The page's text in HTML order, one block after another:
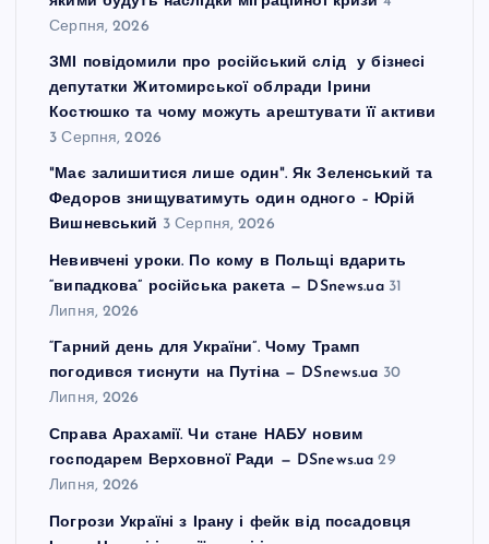
Серпня, 2026
ЗМІ повідомили про російський слід у бізнесі
депутатки Житомирської облради Ірини
Костюшко та чому можуть арештувати її активи
3 Серпня, 2026
"Має залишитися лише один". Як Зеленський та
Федоров знищуватимуть один одного – Юрій
Вишневський 3 Серпня, 2026
Невивчені уроки. По кому в Польщі вдарить
“випадкова” російська ракета — DSnews.ua 31
Липня, 2026
“Гарний день для України”. Чому Трамп
погодився тиснути на Путіна — DSnews.ua 30
Липня, 2026
Справа Арахамії. Чи стане НАБУ новим
господарем Верховної Ради — DSnews.ua 29
Липня, 2026
Погрози Україні з Ірану і фейк від посадовця